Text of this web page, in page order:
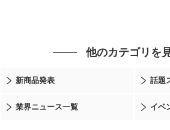
他のカテゴリを
新商品発表 話題
業界ニュース一覧 イベ